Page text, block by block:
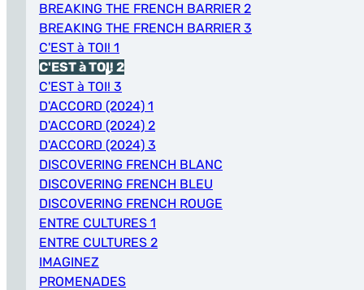
BREAKING THE FRENCH BARRIER 2
BREAKING THE FRENCH BARRIER 3
C'EST à TOI! 1
C'EST à TOI! 2
C'EST à TOI! 3
D'ACCORD (2024) 1
D'ACCORD (2024) 2
D'ACCORD (2024) 3
DISCOVERING FRENCH BLANC
DISCOVERING FRENCH BLEU
DISCOVERING FRENCH ROUGE
ENTRE CULTURES 1
ENTRE CULTURES 2
IMAGINEZ
PROMENADES